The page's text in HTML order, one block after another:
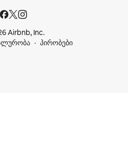
Airbnb, Inc.
პირობები